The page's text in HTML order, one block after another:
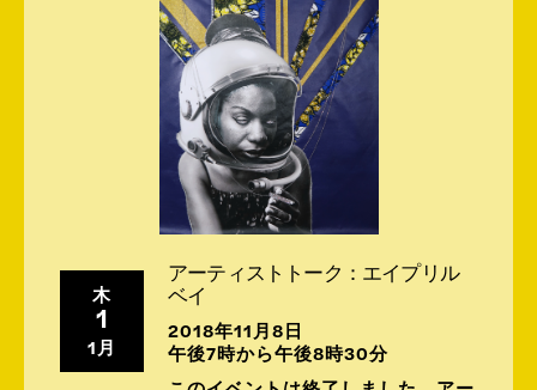
木
1
1月
アーティストトーク：エイプリル
ベイ
2018年11月8日
午後7時から午後8時30分